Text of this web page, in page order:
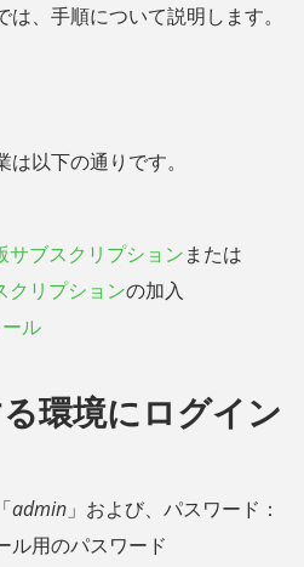
、手順について説明します。
以下の通りです。
サブスクリプションまたは
クリプションの加入
ル
環境にログイン
admin 」および、パスワード：
ル用のパスワード